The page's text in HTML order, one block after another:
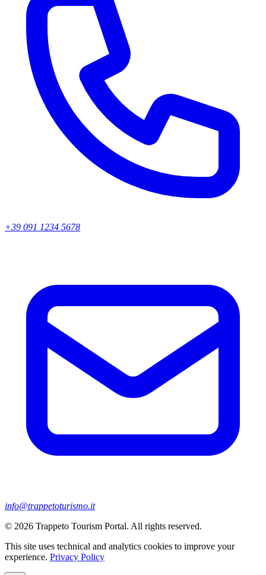
+39 091 1234 5678
info@trappetoturismo.it
© 2026 Trappeto Tourism Portal. All rights reserved.
This site uses technical and analytics cookies to improve your
experience. Privacy Policy